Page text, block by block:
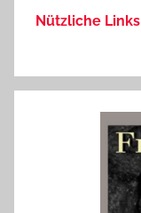
Nützliche Links